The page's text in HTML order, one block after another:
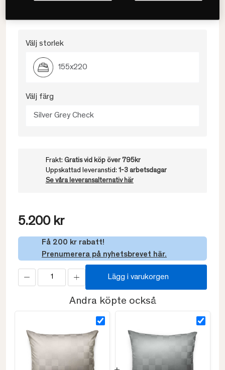
Välj storlek
155x220
Välj färg
Silver Grey Check
Frakt: Gratis vid köp över 795kr
Uppskattad leveranstid: 1-3 arbetsdagar
Se våra leveransalternativ här
5.200 kr
Få 200 kr rabatt!
Prenumerera på nyhetsbrevet här.
Lägg i varukorgen
Andra köpte också